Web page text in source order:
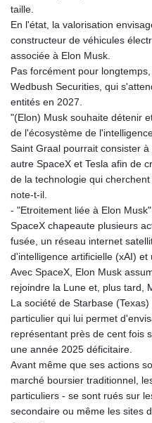
taille.
En l'état, la valorisation
constructeur de véhicules
associée à Elon Musk.
Pas forcément pour
Wedbush Securities, qui
entités en 2027.
"(Elon) Musk souhaite détenir
de l'écosystème de
Saint Graal pourrait consister
autre SpaceX et Tesla afin de
de la technologie qui
note-t-il.
- "Etroitement liée à Elon
SpaceX chapeaute plusieurs
fusée, un réseau internet
d'intelligence artificielle (xAI) et
Avec SpaceX, Elon Musk
rejoindre la Lune et, plus tard,
La société de Starbase
particulier qui lui permet
représentant près de cent fois
une année 2025 déficitaire.
Avant même que ses actions
marché boursier traditionnel,
particuliers - se sont rués sur
secondaire ou même les sites